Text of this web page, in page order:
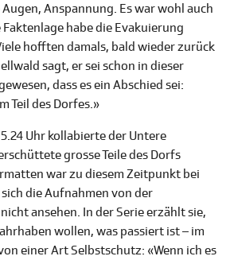
Anspannung. Es war wohl auch
habe die Evakuierung
hofften damals, bald wieder zurück
sagt, er sei schon in dieser
dass es ein Abschied sei:
Teil des Dorfes.»
Uhr kollabierte der Untere
grosse Teile des Dorfs
war zu diesem Zeitpunkt bei
die Aufnahmen von der
ansehen. In der Serie erzählt sie,
wollen, was passiert ist – im
einer Art Selbstschutz: «Wenn ich es